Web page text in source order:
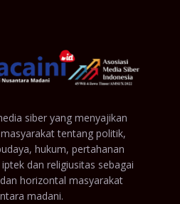
siber yang menyajikan
tentang politik,
hukum, pertahanan
dan religiusitas sebagai
horizontal masyarakat
madani.